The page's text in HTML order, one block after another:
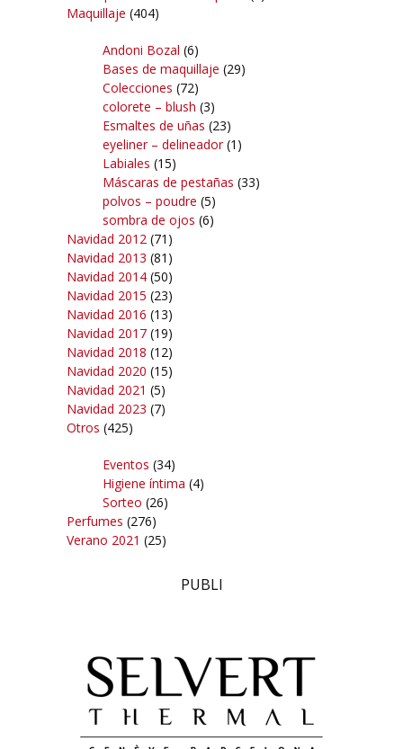
Maquillaje (404)
Andoni Bozal (6)
Bases de maquillaje (29)
Colecciones (72)
colorete – blush (3)
Esmaltes de uñas (23)
eyeliner – delineador(1)
Labiales (15)
Máscaras de pestañas (33)
polvos – poudre (5)
sombra de ojos (6)
Navidad 2012 (71)
Navidad 2013 (81)
Navidad 2014 (50)
Navidad 2015 (23)
Navidad 2016 (13)
Navidad 2017 (19)
Navidad 2018 (12)
Navidad 2020 (15)
Navidad 2021 (5)
Navidad 2023 (7)
Otros (425)
Eventos (34)
Higiene íntima (4)
Sorteo (26)
Perfumes (276)
Verano 2021 (25)
PUBLI